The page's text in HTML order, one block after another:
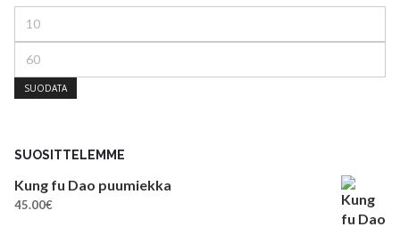
SUODATA
SUOSITTELEMME
Kung fu Dao puumiekka
45.00€